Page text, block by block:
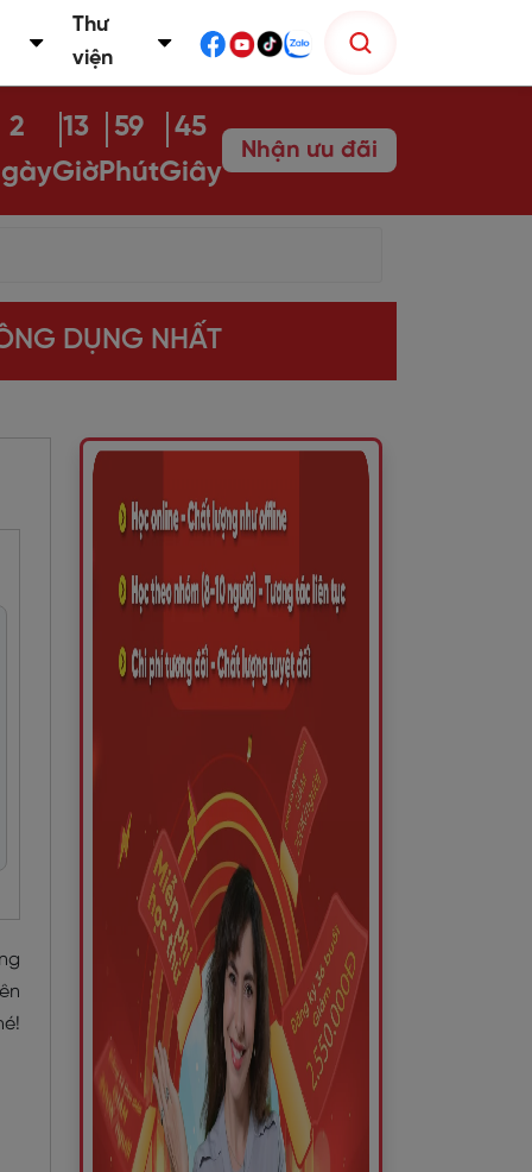
Thư
viện
2
13
Giờ
59
Phút
43
Giây
Nhận ưu đãi
DỤNG NHẤT